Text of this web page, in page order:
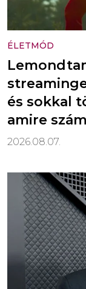
ÉLETMÓD
és sokkal
amire
2026.08.07.